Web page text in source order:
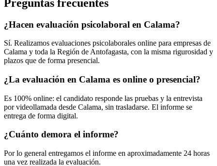
Preguntas frecuentes
¿Hacen evaluación psicolaboral en Calama?
Sí. Realizamos evaluaciones psicolaborales online para empresas de
Calama y toda la Región de Antofagasta, con la misma rigurosidad y
plazos que de forma presencial.
¿La evaluación en Calama es online o presencial?
Es 100% online: el candidato responde las pruebas y la entrevista
por videollamada desde Calama, sin trasladarse. El informe se
entrega de forma digital.
¿Cuánto demora el informe?
Por lo general entregamos el informe en aproximadamente 24 horas
una vez realizada la evaluación.